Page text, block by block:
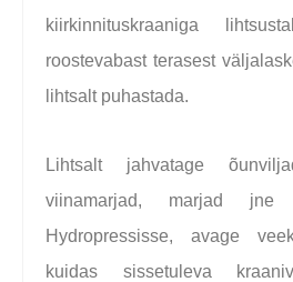
kiirkinnituskraaniga
roostevabast terasest
lihtsalt puhastada.
Lihtsalt jahvatage
viinamarjad, marjad
Hydropressisse, avage
kuidas sissetuleva